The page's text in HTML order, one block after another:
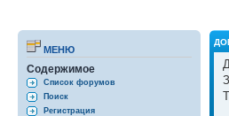
МЕНЮ
Содержимое
Список форумов
Поиск
Регистрация